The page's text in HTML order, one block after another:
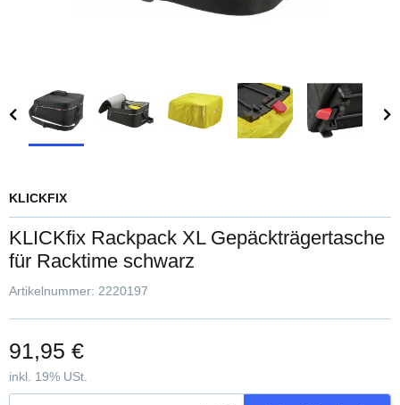
KLICKFIX
KLICKfix Rackpack XL Gepäckträgertasche
für Racktime schwarz
Artikelnummer: 2220197
91,95 €
inkl. 19% USt.